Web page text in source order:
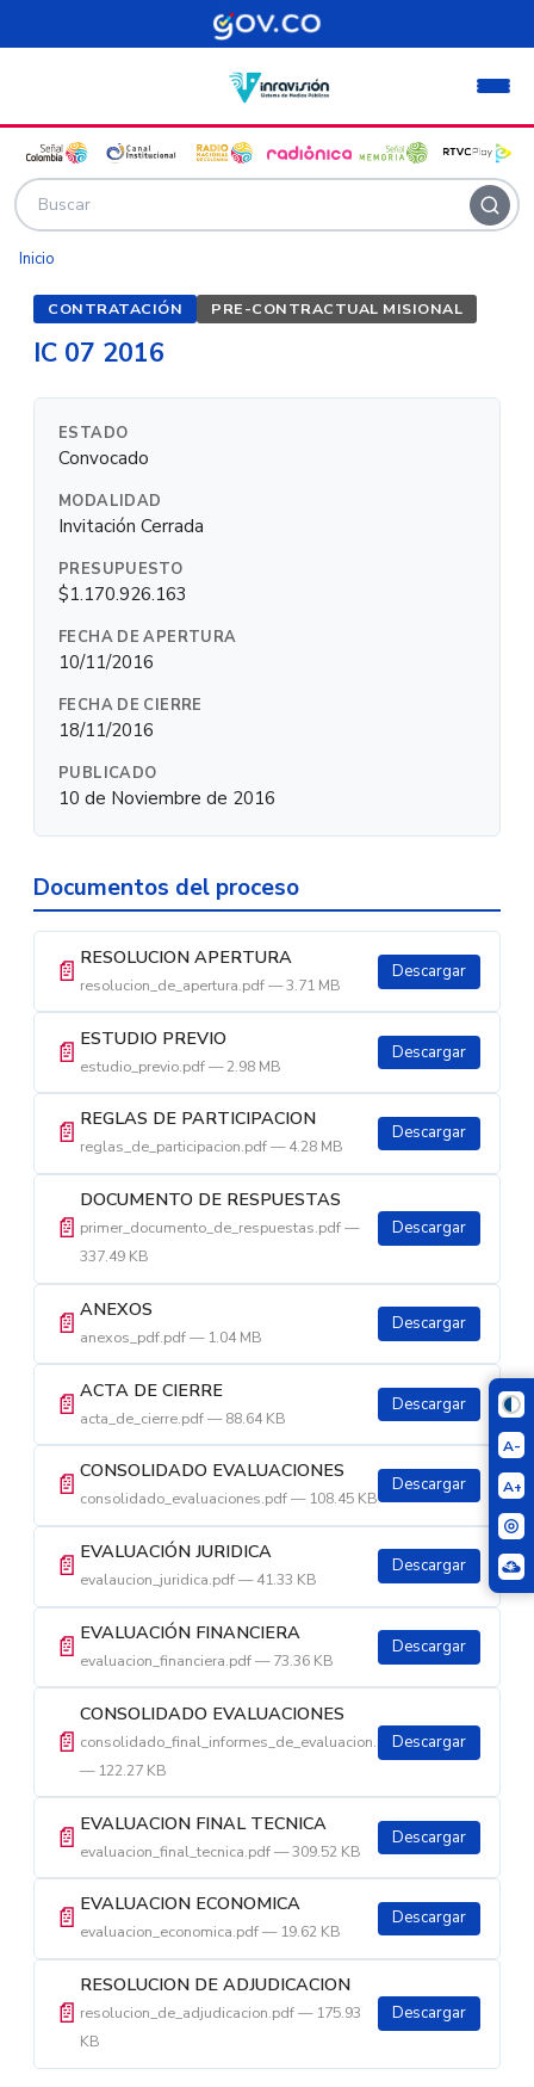
Pasar al contenido principal
A-
A+
Inicio
CONTRATACIÓN PRE-CONTRACTUAL MISIONAL
IC 07 2016
ESTADO
Convocado
MODALIDAD
Invitación Cerrada
PRESUPUESTO
$1.170.926.163
FECHA DE APERTURA
10/11/2016
FECHA DE CIERRE
18/11/2016
PUBLICADO
10 de Noviembre de 2016
Documentos del proceso
📄 RESOLUCION APERTURA
resolucion_de_apertura.pdf — 3.71 MB
Descargar
📄 ESTUDIO PREVIO
estudio_previo.pdf — 2.98 MB
Descargar
📄 REGLAS DE PARTICIPACION
reglas_de_participacion.pdf — 4.28 MB
Descargar
📄
DOCUMENTO DE RESPUESTAS
primer_documento_de_respuestas.pdf —
337.49 KB
Descargar
📄 ANEXOS
anexos_pdf.pdf — 1.04 MB
Descargar
📄 ACTA DE CIERRE
acta_de_cierre.pdf — 88.64 KB
Descargar
📄 CONSOLIDADO EVALUACIONES
consolidado_evaluaciones.pdf — 108.45 KB
Descargar
📄 EVALUACIÓN JURIDICA
evalaucion_juridica.pdf — 41.33 KB
Descargar
📄 EVALUACIÓN FINANCIERA
evaluacion_financiera.pdf — 73.36 KB
Descargar
📄
CONSOLIDADO EVALUACIONES
consolidado_final_informes_de_evaluacion.pdf
— 122.27 KB
Descargar
📄 EVALUACION FINAL TECNICA
evaluacion_final_tecnica.pdf — 309.52 KB
Descargar
📄 EVALUACION ECONOMICA
evaluacion_economica.pdf — 19.62 KB
Descargar
📄
RESOLUCION DE ADJUDICACION
resolucion_de_adjudicacion.pdf — 175.93
KB
Descargar